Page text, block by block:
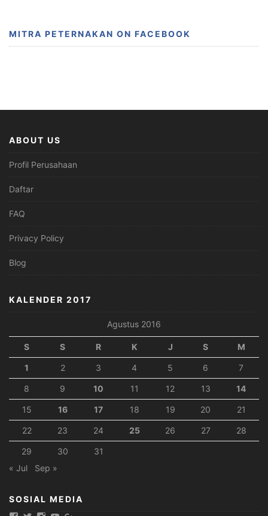
MITRA PETERNAKAN ON FACEBOOK
ABOUT US
Profil Perusahaan
Daftar
FAQ
Privacy Policy
Blog
KALENDER 2017
Agustus 2016
S S R K J S M
1 2 3 4 5 6 7
8 9 10 11 12 13 14
15 16 17 18 19 20 21
22 23 24 25 26 27 28
29 30
31
« Jul
Sep »
SOSIAL MEDIA